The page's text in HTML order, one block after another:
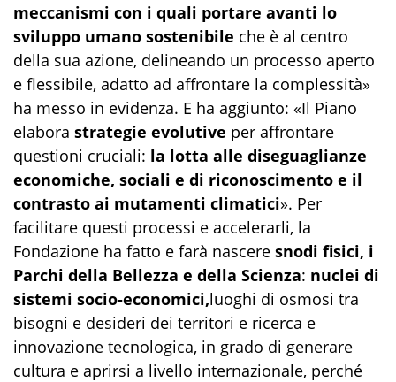
meccanismi con i quali portare avanti lo
sviluppo umano sostenibile che è al centro
della sua azione, delineando un processo aperto
e flessibile, adatto ad affrontare la complessità»
ha messo in evidenza. E ha aggiunto: «Il Piano
elabora strategie evolutive per affrontare
questioni cruciali: la lotta alle diseguaglianze
economiche, sociali e di riconoscimento e il
contrasto ai mutamenti climatici». Per
facilitare questi processi e accelerarli, la
Fondazione ha fatto e farà nascere snodi fisici, i
Parchi della Bellezza e della Scienza: nuclei di
sistemi socio-economici,luoghi di osmosi tra
bisogni e desideri dei territori e ricerca e
innovazione tecnologica, in grado di generare
cultura e aprirsi a livello internazionale, perché